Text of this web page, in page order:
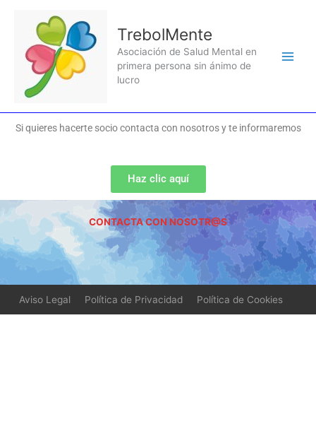
contenido
TrebolMente
Asociación de Salud Mental en
primera persona sin ánimo de
lucro
Si quieres hacerte socio contacta con nosotros y te informaremos
Haz clic aquí
CONTACTA CON NOSOTR@S
Aviso Legal Política de Privacidad Política de Cookies